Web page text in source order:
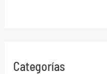
Categorías